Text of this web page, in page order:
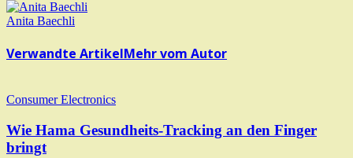
Anita Baechli
Verwandte ArtikelMehr vom Autor
Consumer Electronics
Wie Hama Gesundheits-Tracking an den Finger
bringt